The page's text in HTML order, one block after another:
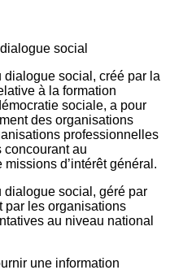
dialogue social, créé par la
à la formation
sociale, a pour
des organisations
professionnelles
concourant au
d’intérêt général.
dialogue social, géré par
par les organisations
au niveau national
une information